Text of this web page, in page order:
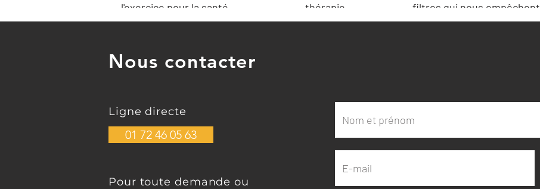
l'exercice pour la santé
mentale
thérapie
filtres qui nous empêchent
d'expérimenter la réalité.
Nous contacter
Ligne directe
01 72 46 05 63
Pour toute demande ou